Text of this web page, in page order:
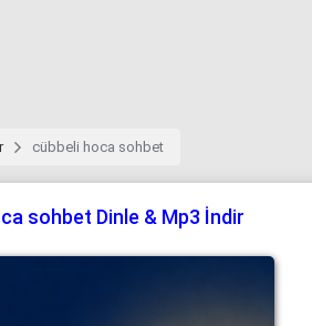
cübbeli hoca sohbet
sohbet Dinle & Mp3 İndir